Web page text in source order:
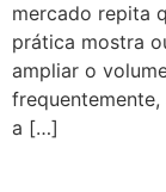
mercado repita
prática mostra
ampliar o
a […]